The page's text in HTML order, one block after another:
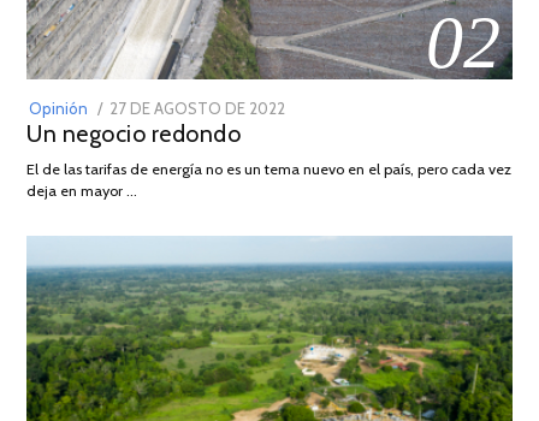
02
Opinión
POSTED
ON
27 DE AGOSTO DE 2022
DE
Un negocio redondo
El de las tarifas de energía no es un tema nuevo en el país, pero cada vez
deja en mayor …